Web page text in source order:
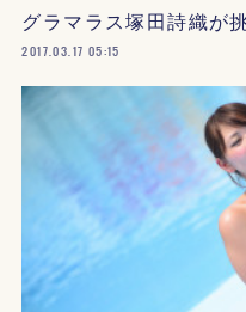
グラマラス塚田詩織が
2017.03.17 05:15